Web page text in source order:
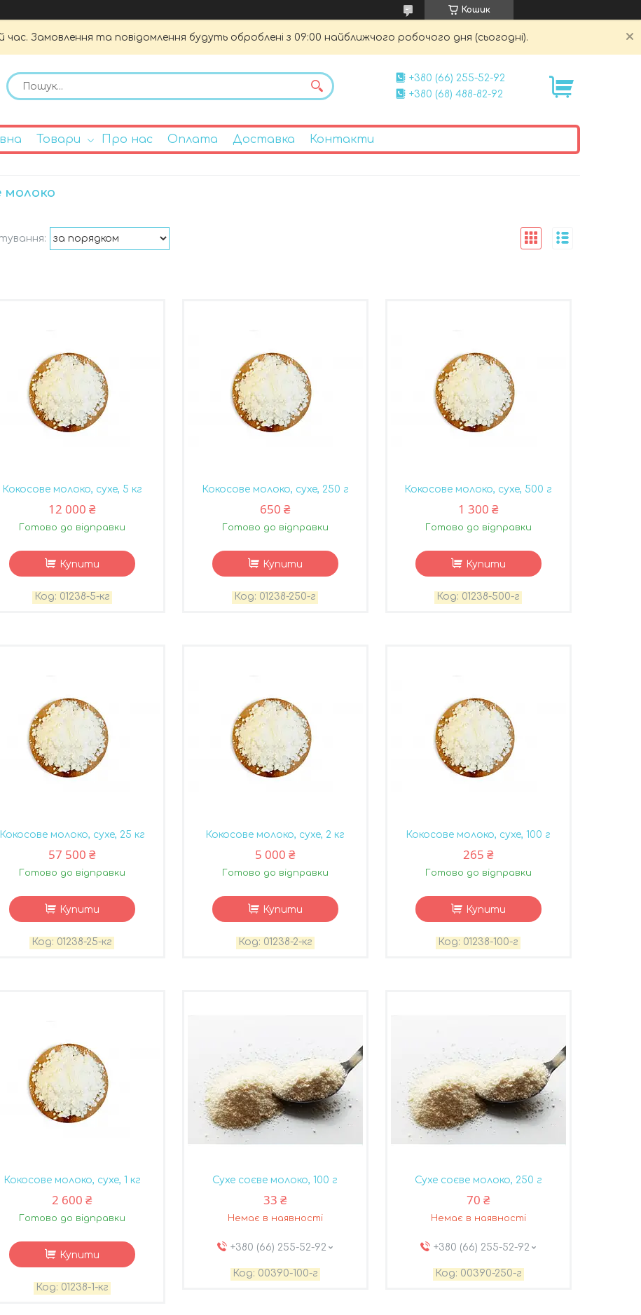
Кошик
час. Замовлення та повідомлення будуть оброблені з 09:00 найближчого робочого дня (сьогодні).
+380 (66) 255-52-92
+380 (68) 488-82-92
Товари Про нас Оплата Доставка Контакти
молоко
Кокосове молоко, сухе, 5 кг
12 000 ₴
Готово до відправки
Купити
01238-5-кг
Кокосове молоко, сухе, 250 г
650 ₴
Готово до відправки
Купити
01238-250-г
Кокосове молоко, сухе, 500 г
1 300 ₴
Готово до відправки
Купити
01238-500-г
Кокосове молоко, сухе, 25 кг
57 500 ₴
Готово до відправки
Купити
01238-25-кг
Кокосове молоко, сухе, 2 кг
5 000 ₴
Готово до відправки
Купити
01238-2-кг
Кокосове молоко, сухе, 100 г
265 ₴
Готово до відправки
Купити
01238-100-г
Кокосове молоко, сухе, 1 кг
2 600 ₴
Готово до відправки
Купити
01238-1-кг
Сухе соєве молоко, 100 г
33 ₴
Немає в наявності
+380 (66) 255-52-92
00390-100-г
Сухе соєве молоко, 250 г
70 ₴
Немає в наявності
+380 (66) 255-52-92
00390-250-г